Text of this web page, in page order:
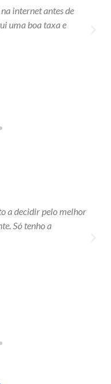
internet antes de
uma boa taxa e
a decidir pelo melhor
Só tenho a